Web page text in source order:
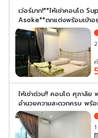
เว่อร์มาก!**ให้เช่าคอนโด
Asoke**ตกแต่งพร้อมเข้าอ
ให้เช่าด่วน!! คอนโด ศุภาลั
อำนวยความสะดวกครบ พร้อ